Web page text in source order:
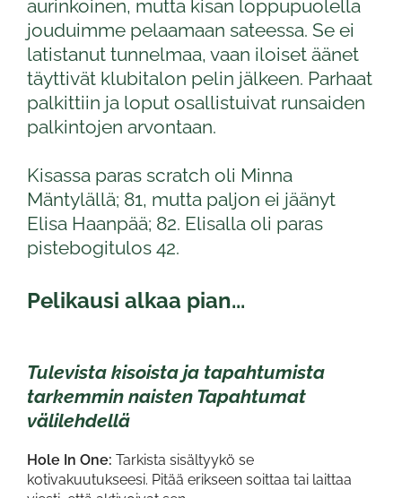
aurinkoinen, mutta kisan loppupuolella
jouduimme pelaamaan sateessa. Se ei
latistanut tunnelmaa, vaan iloiset äänet
täyttivät klubitalon pelin jälkeen. Parhaat
palkittiin ja loput osallistuivat runsaiden
palkintojen arvontaan.
Kisassa paras scratch oli Minna
Mäntylällä; 81, mutta paljon ei jäänyt
Elisa Haanpää; 82. Elisalla oli paras
pistebogitulos 42.
Pelikausi alkaa pian...
Tulevista kisoista ja tapahtumista
tarkemmin naisten Tapahtumat
välilehdellä
Hole In One: Tarkista sisältyykö se
kotivakuutukseesi. Pitää erikseen soittaa tai laittaa